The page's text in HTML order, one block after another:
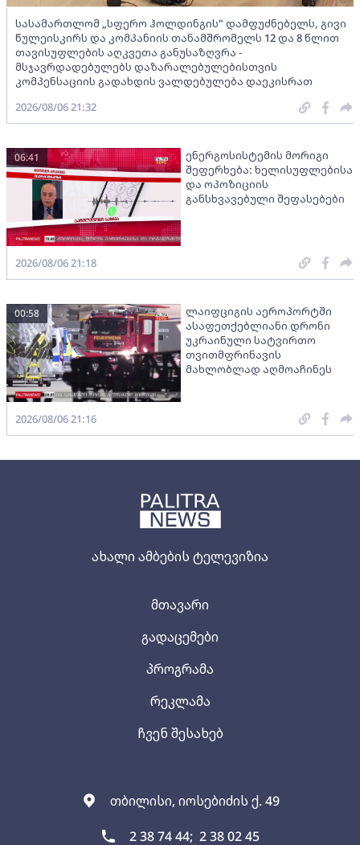
ახალი ამბების ტელევიზია
თბილისი, იოსებიძის ქ. 49
2 38 74 44; 2 38 02 45
მთავარი
გადაცემები
პროგრამა
რეკლამა
ჩვენ შესახებ
სასამართლომ „სფერო ჰოლდინგის" დამფუძნებელს, გივი
წულეისკირს და კომპანიის თანამშრომელს 12 და 8 წლით
თავისუფლების აღკვეთა განუსაზღვრა -
მსჯავრდადებულებს დაზარალებულებისთვის
კომპენსაციის გადახდის ვალდებულება დაეკისრათ
2026/08/06 21:32
ენერგოსისტემის მორიგი
შეფერხება: ხელისუფლებისა
და ოპოზიციის
განსხვავებული შეფასებები
06:41
2026/08/06 21:18
ლაიფციგის აეროპორტში
ასაფეთქებლიანი დრონი
უკრაინული სატვირთო
თვითმფრინავის
მახლობლად აღმოაჩინეს
00:58
2026/08/06 21:16